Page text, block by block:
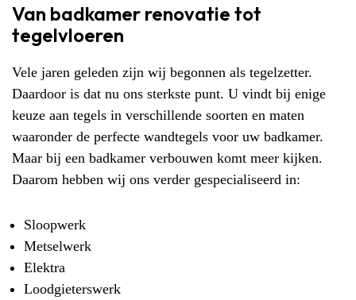
Van badkamer renovatie tot
tegelvloeren
Vele jaren geleden zijn wij begonnen als tegelzetter.
Daardoor is dat nu ons sterkste punt. U vindt bij enige
keuze aan tegels in verschillende soorten en maten
waaronder de perfecte wandtegels voor uw badkamer.
Maar bij een badkamer verbouwen komt meer kijken.
Daarom hebben wij ons verder gespecialiseerd in:
Sloopwerk
Metselwerk
Elektra
Loodgieterswerk